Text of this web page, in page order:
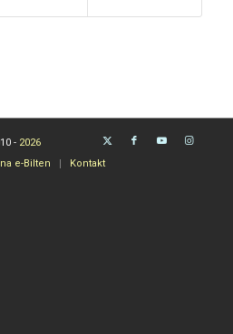
- 2026
e-Bilten Kontakt